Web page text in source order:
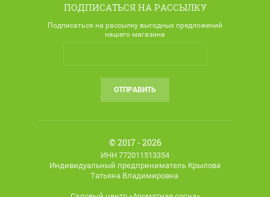
ПОДПИСАТЬСЯ НА РАССЫЛКУ
Подписаться на рассылку выгодных предложений
нашего магазина
ОТПРАВИТЬ
© 2017 - 2026
ИНН 772011513354
Индивидуальный предприниматель Крылова
Татьяна Владимировна